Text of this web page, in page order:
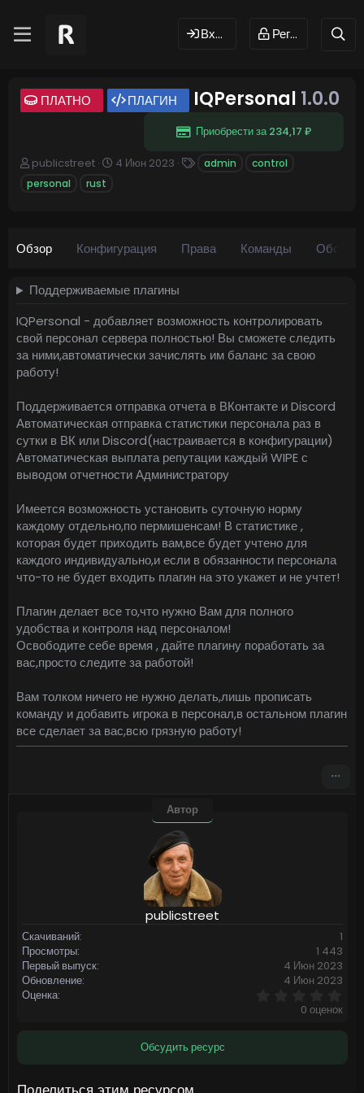
Вход Регистрация
ПЛАТНО ПЛАГИН IQPersonal 1.0.0
Приобрести за 234,17 ₽
А
т
publicstreet
Д
з
н
я
4 Июн 2023 admin
control
personal
rust
Обзор Конфигурация Права Команды
Поддерживаемые плагины
IQPersonal - добавляет возможность контролировать
свой персонал сервера полностью! Вы сможете следить
за ними,автоматически зачислять им баланс за свою
работу!
Поддерживается отправка отчета в ВКонтакте и Discord
Автоматическая отправка статистики персонала раз в
сутки в ВК или Discord(настраивается в конфигурации)
Автоматическая выплата репутации каждый WIPE с
выводом отчетности Администратору
Имеется возможность установить суточную норму
каждому отдельно,по пермишенсам! В статистике ,
которая будет приходить вам,все будет учтено для
каждого индивидуально,и если в обязанности персонала
что-то не будет входить плагин на это укажет и не учтет!
Плагин делает все то,что нужно Вам для полного
удобства и контроля над персоналом!
Освободите себе время , дайте плагину поработать за
вас,просто следите за работой!
Вам толком ничего не нужно делать,лишь прописать
команду и добавить игрока в персонал,в остальном плагин
все сделает за вас,всю грязную работу!
Автор
publicstreet
Скачиваний
1
Просмотры
1 443
Первый выпуск
4 Июн 2023
Обновление
4 Июн 2023
Оценка
,
0 оценок
Обсудить ресурс